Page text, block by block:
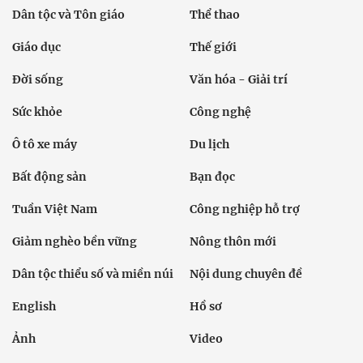
Dân tộc và Tôn giáo Thể thao
Giáo dục Thế giới
Đời sống Văn hóa - Giải trí
Sức khỏe Công nghệ
Ô tô xe máy Du lịch
Bất động sản Bạn đọc
Tuần Việt Nam Công nghiệp hỗ trợ
Giảm nghèo bền vững Nông thôn mới
Dân tộc thiểu số và miền núi Nội dung chuyên đề
English Hồ sơ
Ảnh Video